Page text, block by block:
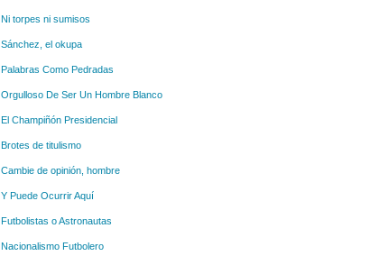
Ni torpes ni sumisos
Sánchez, el okupa
Palabras Como Pedradas
Orgulloso De Ser Un Hombre Blanco
El Champiñón Presidencial
Brotes de titulismo
Cambie de opinión, hombre
Y Puede Ocurrir Aquí
Futbolistas o Astronautas
Nacionalismo Futbolero